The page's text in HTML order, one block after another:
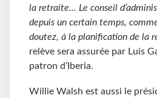
la retraite... Le conseil
depuis un certain temps,
doutez, à la planification de la
relève sera assurée par Luis
patron d’Iberia.
Willie Walsh est aussi le